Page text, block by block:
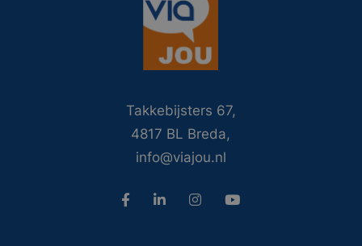
Takkebijsters 67,
4817 BL Breda,
info@viajou.nl